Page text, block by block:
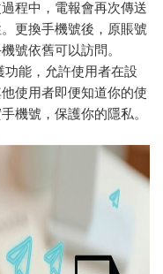
程中，電報會再次傳送
更換手機號後，原賬號
號依舊可以訪問。
功能，允許使用者在設
使用者即便知道你的使
機號，保護你的隱私。